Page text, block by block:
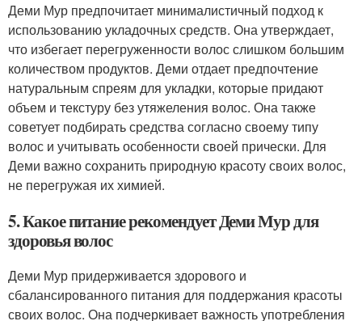
Деми Мур предпочитает минималистичный подход к
использованию укладочных средств. Она утверждает,
что избегает перегруженности волос слишком большим
количеством продуктов. Деми отдает предпочтение
натуральным спреям для укладки, которые придают
объем и текстуру без утяжеления волос. Она также
советует подбирать средства согласно своему типу
волос и учитывать особенности своей прически. Для
Деми важно сохранить природную красоту своих волос,
не перегружая их химией.
5. Какое питание рекомендует Деми Мур для
здоровья волос
Деми Мур придерживается здорового и
сбалансированного питания для поддержания красоты
своих волос. Она подчеркивает важность употребления